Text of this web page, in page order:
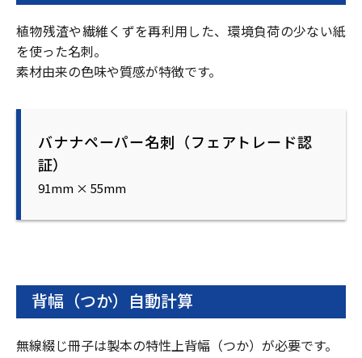
植物残渣や繊維くずを再利用した、環境負荷の少ない紙
を使った名刺。
素材由来の色味や質感が特徴です。
バナナペーパー名刺（フェアトレード認
証）
91mm × 55mm
背幅（つか）自動計算
無線綴じ冊子は製本の特性上背幅（つか）が必要です。